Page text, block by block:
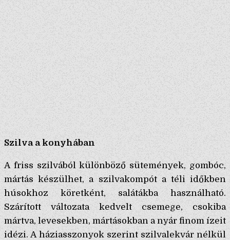
Szilva a konyhában
A friss szilvából különböző sütemények, gombóc,
mártás készülhet, a szilvakompót a téli időkben
húsokhoz köretként, salátákba használható.
Szárított változata kedvelt csemege, csokiba
mártva, levesekben, mártásokban a nyár finom ízeit
idézi. A háziasszonyok szerint szilvalekvár nélkül